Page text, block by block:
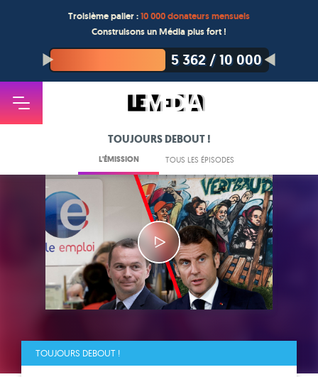
Troisième palier :10 000 donateurs mensuels
Construisons un Média plus fort !
5 362/10 000
TOUJOURS DEBOUT !
L'ÉMISSION TOUS LES ÉPISODES
TOUJOURS DEBOUT !